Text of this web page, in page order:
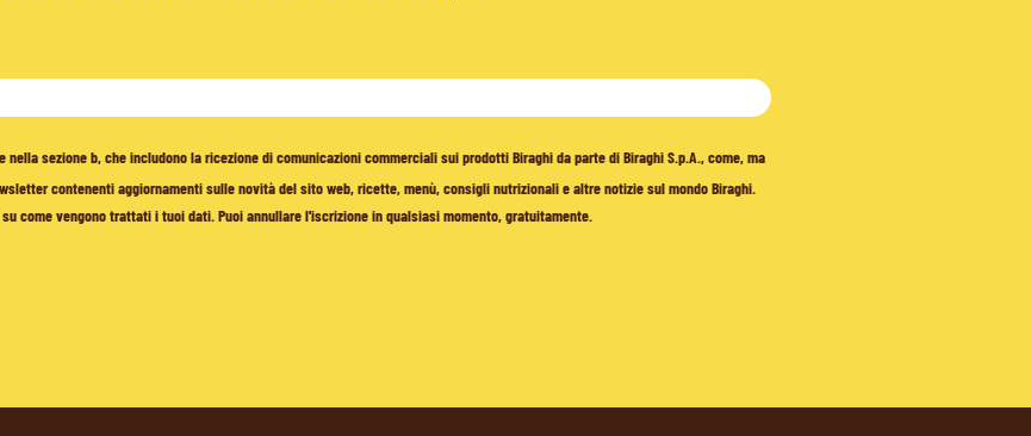
sezione b, che includono la ricezione di comunicazioni commerciali sui prodotti Biraghi da parte di Biraghi S.p.A., come, ma
contenenti aggiornamenti sulle novità del sito web, ricette, menù, consigli nutrizionali e altre notizie sul mondo Biraghi.
come vengono trattati i tuoi dati. Puoi annullare l'iscrizione in qualsiasi momento, gratuitamente.